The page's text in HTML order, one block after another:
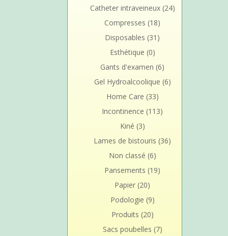
Catheter intraveineux (24)
Compresses (18)
Disposables (31)
Esthétique (0)
Gants d'examen (6)
Gel Hydroalcoolique (6)
Home Care (33)
Incontinence (113)
Kiné (3)
Lames de bistouris (36)
Non classé (6)
Pansements (19)
Papier (20)
Podologie (9)
Produits (20)
Sacs poubelles (7)